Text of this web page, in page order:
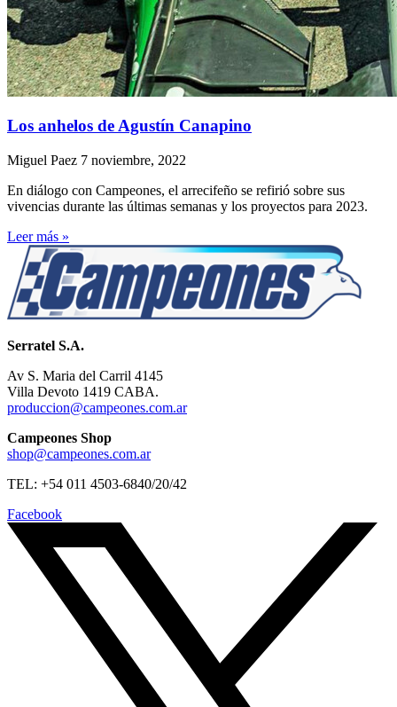
Los anhelos de Agustín Canapino
Miguel Paez 7 noviembre, 2022
En diálogo con Campeones, el arrecifeño se refirió sobre sus
vivencias durante las últimas semanas y los proyectos para 2023.
Leer más »
Serratel S.A.
Av S. Maria del Carril 4145
Villa Devoto 1419 CABA.
produccion@campeones.com.ar
Campeones Shop
shop@campeones.com.ar
TEL: +54 011 4503-6840/20/42
Facebook